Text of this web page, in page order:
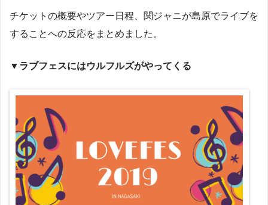
チケットの概要やツアー日程、関ジャニが島原でライブを
することへの反応をまとめました。
▼ラブフェスにはウルフルズがやってくる